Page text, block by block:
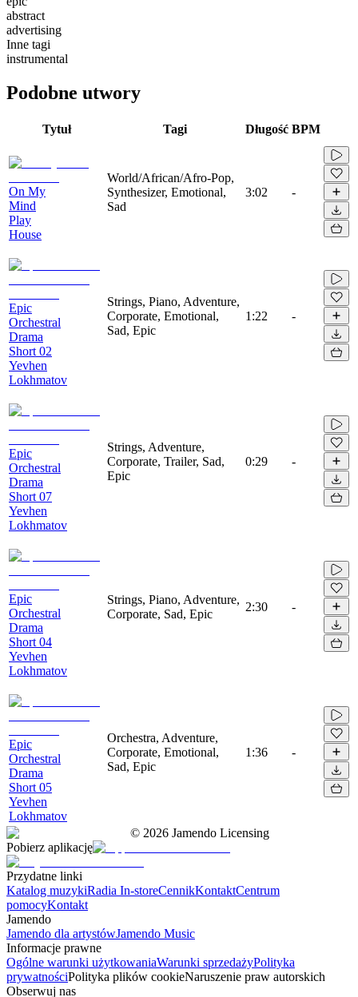
abstract
advertising
Inne tagi
instrumental
Podobne utwory
Tytuł Tagi Długość BPM
On My
Mind
Play
House
World/African/Afro-Pop,
Synthesizer, Emotional,
Sad
3:02 -
Epic
Orchestral
Drama
Short 02
Yevhen
Lokhmatov
Strings, Piano, Adventure,
Corporate, Emotional,
Sad, Epic
1:22 -
Epic
Orchestral
Drama
Short 07
Yevhen
Lokhmatov
Strings, Adventure,
Corporate, Trailer, Sad,
Epic
0:29 -
Epic
Orchestral
Drama
Short 04
Yevhen
Lokhmatov
Strings, Piano, Adventure,
Corporate, Sad, Epic
2:30 -
Epic
Orchestral
Drama
Short 05
Yevhen
Lokhmatov
Orchestra, Adventure,
Corporate, Emotional,
Sad, Epic
1:36 -
© 2026 Jamendo Licensing
Pobierz aplikację
Przydatne linki
Katalog muzykiRadia In-storeCennikKontaktCentrum
pomocyKontakt
Jamendo
Jamendo dla artystówJamendo Music
Informacje prawne
Ogólne warunki użytkowaniaWarunki sprzedażyPolityka
prywatnościPolityka plików cookieNaruszenie praw autorskich
Obserwuj nas